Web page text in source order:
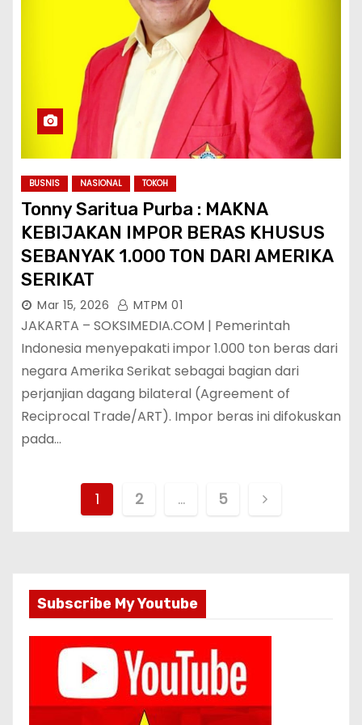
BUSNIS NASIONAL TOKOH
Tonny Saritua Purba : MAKNA
KEBIJAKAN IMPOR BERAS KHUSUS
SEBANYAK 1.000 TON DARI AMERIKA
SERIKAT
Mar 15, 2026 MTPM 01
JAKARTA – SOKSIMEDIA.COM | Pemerintah
Indonesia menyepakati impor 1.000 ton beras dari
negara Amerika Serikat sebagai bagian dari
perjanjian dagang bilateral (Agreement of
Reciprocal Trade/ART). Impor beras ini difokuskan
pada…
i
n
a
s
1 2 … 5
Subscribe My Youtube